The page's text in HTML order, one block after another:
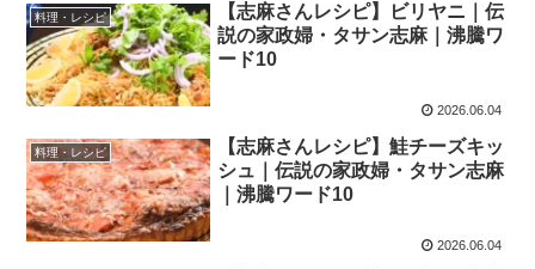
料理・レシピ
【志麻さんレシピ】ビリヤニ｜伝
説の家政婦・タサン志麻｜沸騰ワ
ード10
2026.06.04
料理・レシピ
【志麻さんレシピ】鮭チーズキッ
シュ｜伝説の家政婦・タサン志麻
｜沸騰ワード10
2026.06.04